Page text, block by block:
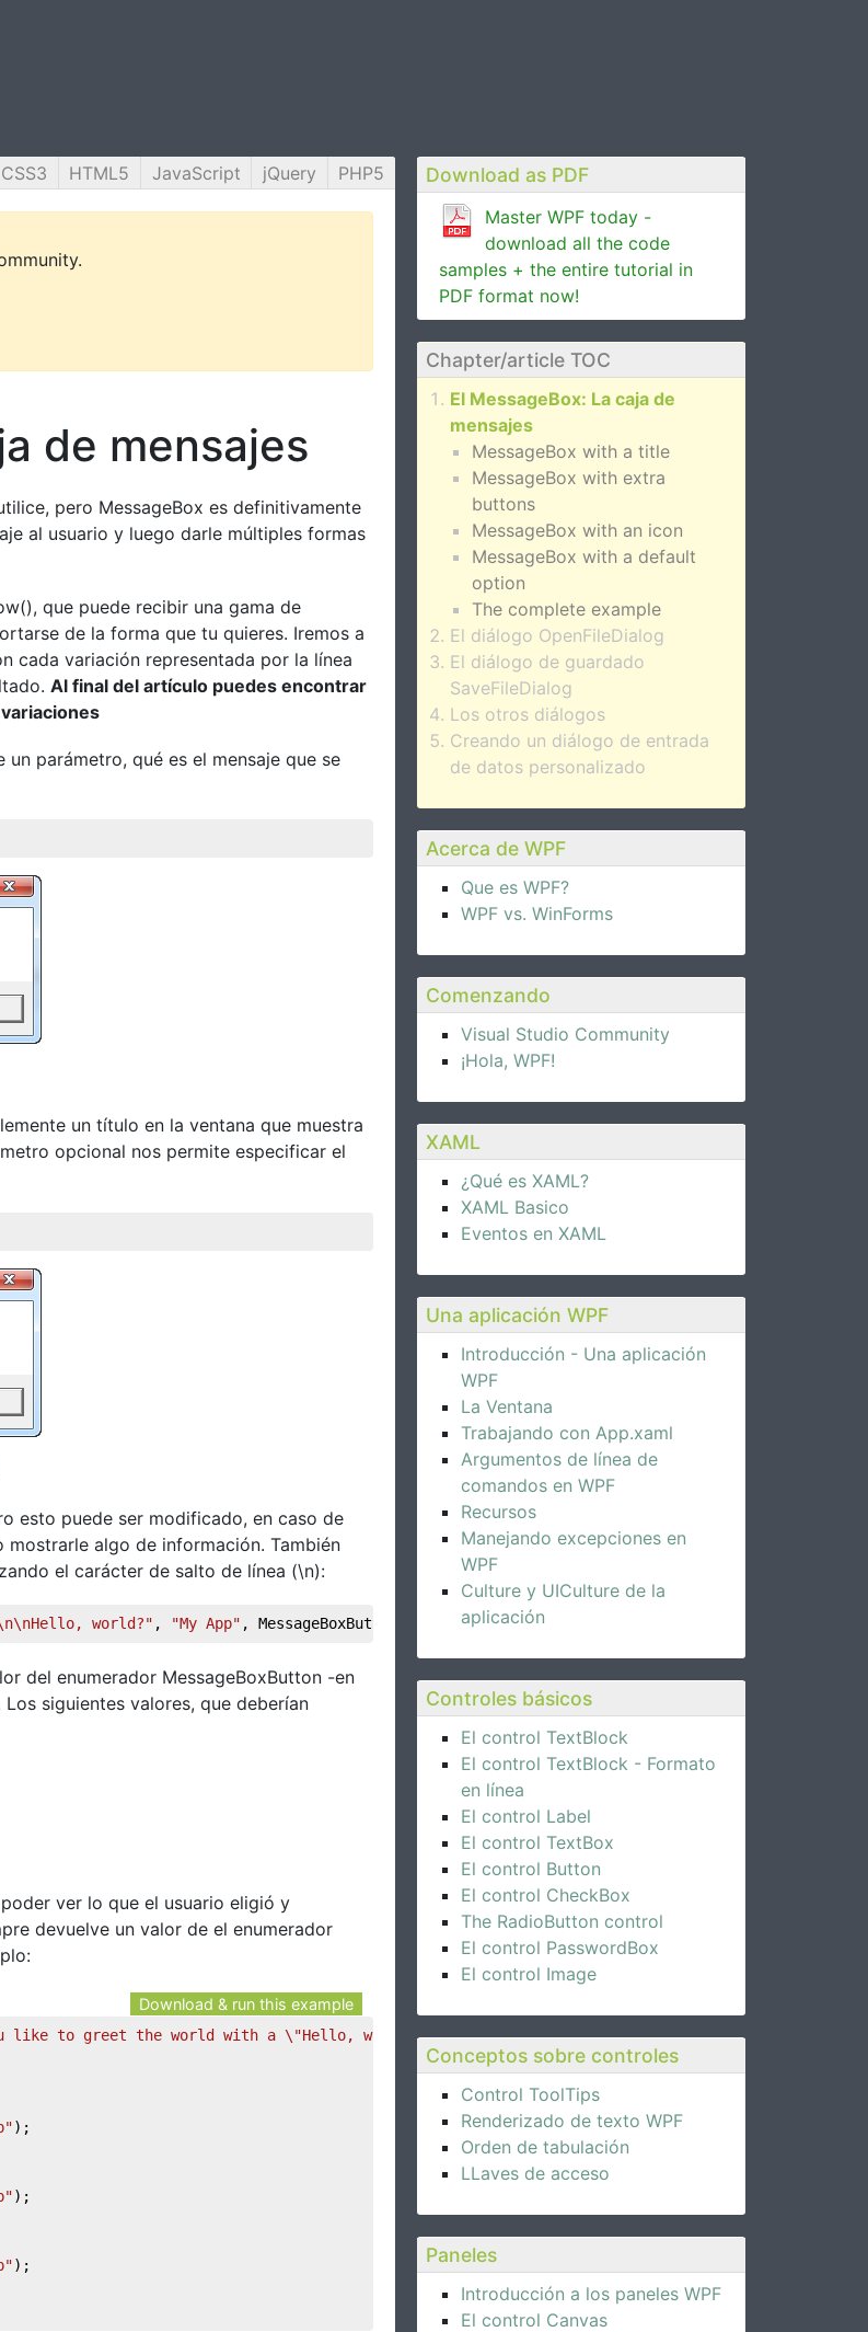
Download as PDF
Master WPF today -
download all the code
samples + the entire tutorial in
PDF format now!
Chapter/article TOC
El MessageBox: La caja de
mensajes
MessageBox with a title
MessageBox with extra
buttons
MessageBox with an icon
MessageBox with a default
option
The complete example
El diálogo OpenFileDialog
El diálogo de guardado
SaveFileDialog
Los otros diálogos
Creando un diálogo de entrada
de datos personalizado
Acerca de WPF
Que es WPF?
WPF vs. WinForms
Comenzando
Visual Studio Community
¡Hola, WPF!
XAML
¿Qué es XAML?
XAML Basico
Eventos en XAML
Una aplicación WPF
Introducción - Una aplicación
WPF
La Ventana
Trabajando con App.xaml
Argumentos de línea de
comandos en WPF
Recursos
Manejando excepciones en
WPF
Culture y UICulture de la
aplicación
Controles básicos
El control TextBlock
El control TextBlock - Formato
en línea
El control Label
El control TextBox
El control Button
El control CheckBox
The RadioButton control
El control PasswordBox
El control Image
Conceptos sobre controles
Control ToolTips
Renderizado de texto WPF
Orden de tabulación
LLaves de acceso
Paneles
Introducción a los paneles WPF
El control Canvas
CSS3 HTML5 JavaScript jQuery PHP5
de mensajes
pero MessageBox es definitivamente
al usuario y luego darle múltiples formas
que puede recibir una gama de
de la forma que tu quieres. Iremos a
cada variación representada por la línea
Al final del artículo puedes encontrar
parámetro, qué es el mensaje que se
un título en la ventana que muestra
opcional nos permite especificar el
esto puede ser modificado, en caso de
algo de información. También
el carácter de salto de línea (\n):
world?" , "My App" , MessageBoxButton.YesNoCancel);
del enumerador MessageBoxButton -en
siguientes valores, que deberían
ver lo que el usuario eligió y
devuelve un valor de el enumerador
Download & run this example
like to greet the world with a \"Hello, world\"?", "My App"
);
);
);